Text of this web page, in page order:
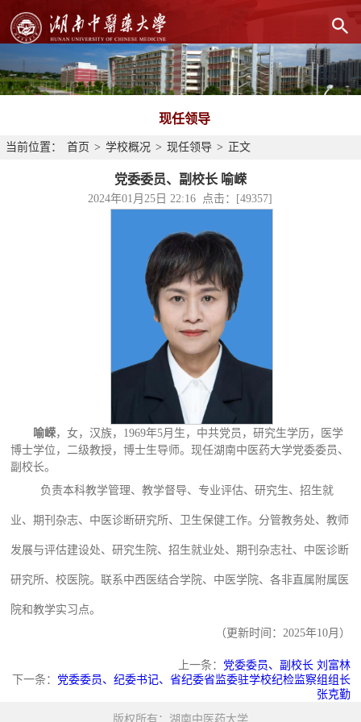
现任领导
当前位置： 首页 > 学校概况 > 现任领导 > 正文
党委委员、副校长 喻嵘
2024年01月25日 22:16 点击：[49357]
喻嵘，女，汉族，1969年5月生，中共党员，研究生学历，医学
博士学位，二级教授，博士生导师。现任湖南中医药大学党委委员、
副校长。
负责本科教学管理、教学督导、专业评估、研究生、招生就
业、期刊杂志、中医诊断研究所、卫生保健工作。分管教务处、教师
发展与评估建设处、研究生院、招生就业处、期刊杂志社、中医诊断
研究所、校医院。联系中西医结合学院、中医学院、各非直属附属医
院和教学实习点。
（更新时间：2025年10月）
上一条： 党委委员、副校长 刘富林
下一条： 党委委员、纪委书记、省纪委省监委驻学校纪检监察组组长
张克勤
版权所有：湖南中医药大学